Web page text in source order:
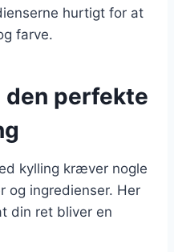
hurtigt for at
farve.
den perfekte
kylling kræver nogle
og ingredienser. Her
din ret bliver en